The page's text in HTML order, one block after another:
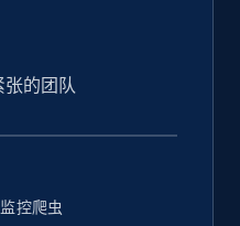
的团队
控爬虫